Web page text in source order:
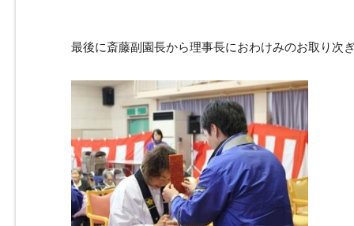
最後に斎藤副園長から理事長におわけみのお取り次